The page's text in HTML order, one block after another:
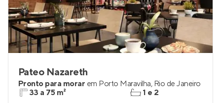
Pateo Nazareth
Pronto para morar em Porto Maravilha, Rio de Janeiro
33 a 75 m²
1 e 2